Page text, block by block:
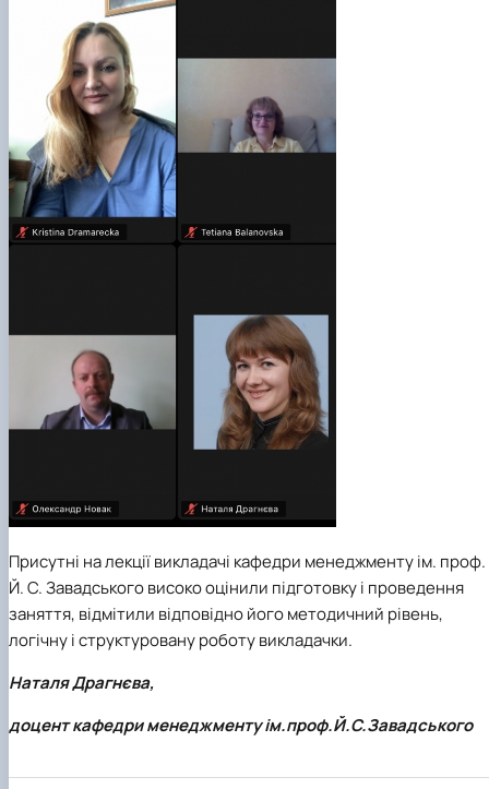
Присутні на лекції викладачі кафедри менеджменту ім. проф.
Й. С. Завадського високо оцінили підготовку і проведення
заняття, відмітили відповідно його методичний рівень,
логічну і структуровану роботу викладачки.
Наталя Драгнєва,
доцент кафедри менеджменту ім.проф.Й.С.Завадського